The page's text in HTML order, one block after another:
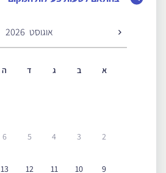
אוגוסט 2026
א ב ג ד ה
2
3
4
5
6
9
10
11
12
13